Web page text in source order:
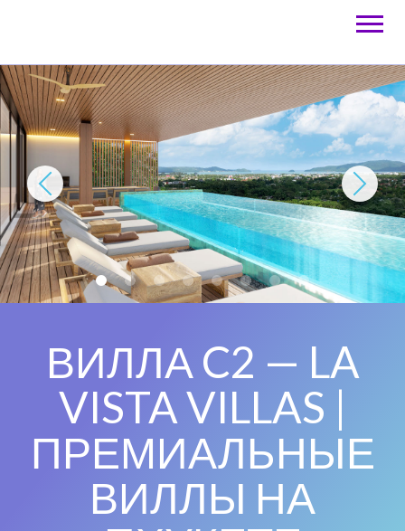
ВИЛЛА C2 — LA
VISTA VILLAS |
ПРЕМИАЛЬНЫЕ
ВИЛЛЫ НА